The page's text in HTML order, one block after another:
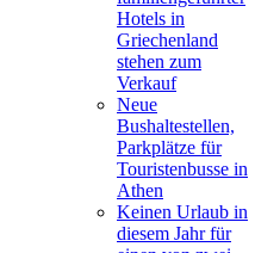
Hotels in
Griechenland
stehen zum
Verkauf
Neue
Bushaltestellen,
Parkplätze für
Touristenbusse in
Athen
Keinen Urlaub in
diesem Jahr für